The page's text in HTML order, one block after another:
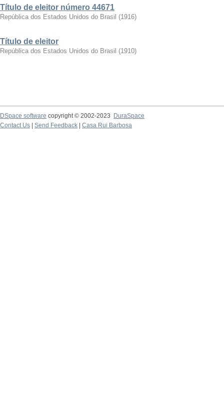
Título de eleitor número 44671
República dos Estados Unidos do Brasil (1916)
Título de eleitor
República dos Estados Unidos do Brasil (1910)
DSpace software copyright © 2002-2023
DuraSpace
Contact Us
Send Feedback Casa Rui Barbosa